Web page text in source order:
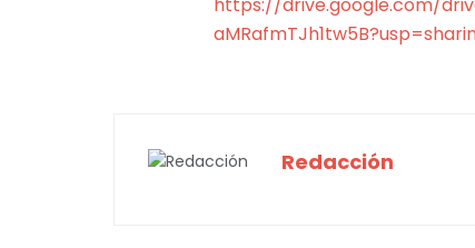
https://drive.google.com/
Redacción